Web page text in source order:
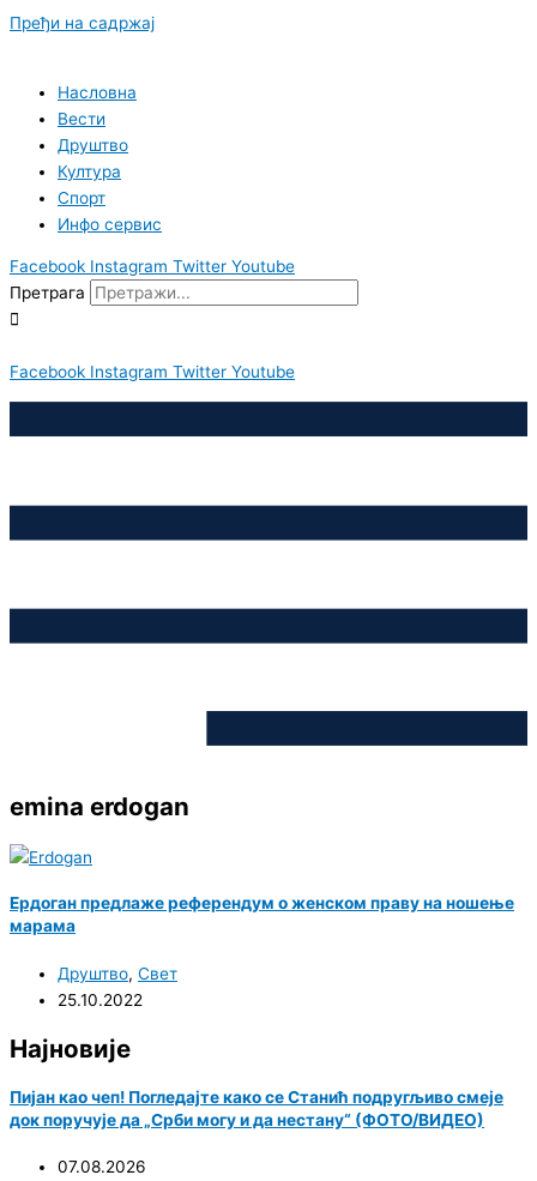
Пређи на садржај
Насловна
Вести
Друштво
Култура
Спорт
Инфо сервис
Facebook Instagram Twitter Youtube
Претрага
Facebook Instagram Twitter Youtube
emina erdogan
Ердоган предлаже референдум о женском праву на ношење
марама
Друштво, Свет
25.10.2022
Најновије
Пијан као чеп! Погледајте како се Станић подругљиво смеје
док поручује да „Срби могу и да нестану“ (ФОТО/ВИДЕО)
07.08.2026